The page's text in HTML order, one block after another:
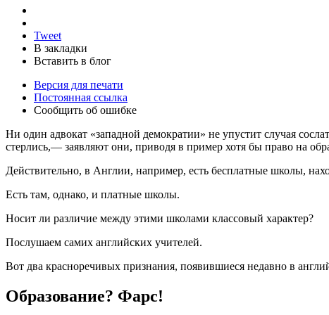
Tweet
В закладки
Вставить в блог
Версия для печати
Постоянная ссылка
Сообщить об ошибке
Ни один адвокат «западной демократии» не упустит случая
стерлись,— заявляют они, приводя в пример хотя бы право на
Действительно, в Англии, например, есть бесплатные школы,
Есть там, однако, и платные школы.
Носит ли различие между этими школами классовый характер?
Послушаем самих английских учителей.
Вот два красноречивых признания, появившиеся недавно в
Образование? Фарс!